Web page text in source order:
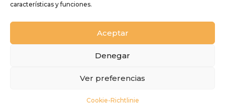
características y funciones.
Aceptar
Denegar
Ver preferencias
Cookie-Richtlinie
LANZAROTE © 2025